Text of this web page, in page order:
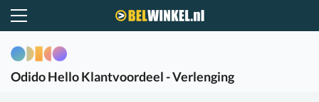
OdidoHello Klantvoordeel - Verlenging